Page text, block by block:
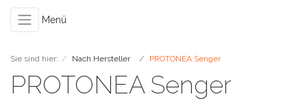
Menü
Sie sind hier: Nach Hersteller PROTONEA Senger
PROTONEA Senger